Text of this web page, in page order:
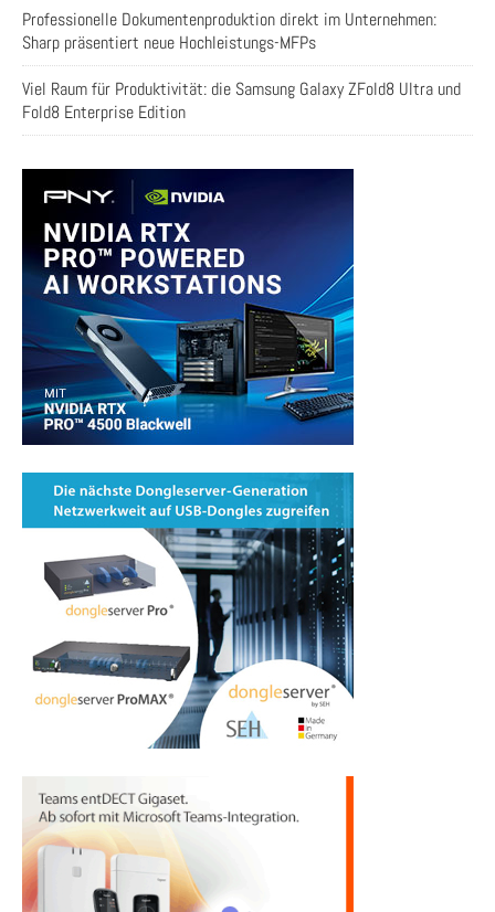
Professionelle Dokumentenproduktion direkt im Unternehmen:
Sharp präsentiert neue Hochleistungs-MFPs
Viel Raum für Produktivität: die Samsung Galaxy ZFold8 Ultra und
Fold8 Enterprise Edition